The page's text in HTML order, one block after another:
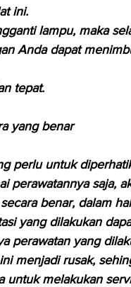
ini.
lampu, maka
Anda dapat
tepat.
yang benar
perlu untuk
perawatannya saja,
benar, dalam
yang dilakukan
perawatan yang
menjadi rusak,
untuk melakukan